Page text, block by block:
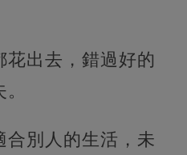
出去，錯過好的
合別人的生活，未